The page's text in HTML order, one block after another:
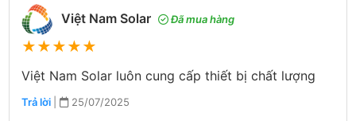
Việt Nam Solar Đã mua hàng
★★★★★
Việt Nam Solar luôn cung cấp thiết bị chất lượng
Trả lời | 25/07/2025